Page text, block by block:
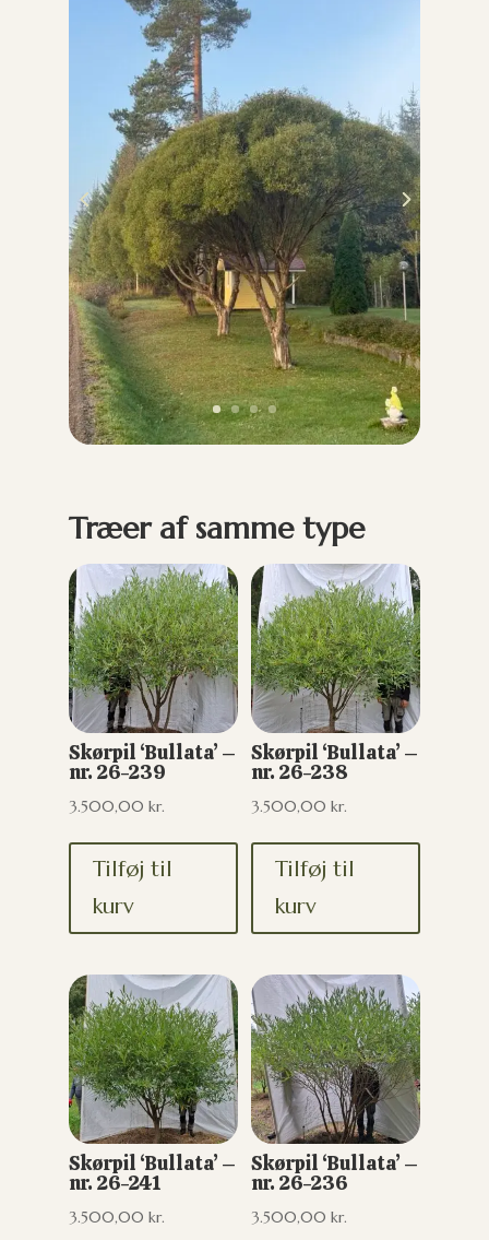
Træer af samme type
Skørpil ‘Bullata’ –
nr. 26-239
3.500,00 kr.
Tilføj til
kurv
Skørpil ‘Bullata’ –
nr. 26-238
3.500,00kr.
Tilføj til
kurv
Skørpil ‘Bullata’ –
nr. 26-241
3.500,00 kr.
Skørpil ‘Bullata’ –
nr. 26-236
3.500,00kr.